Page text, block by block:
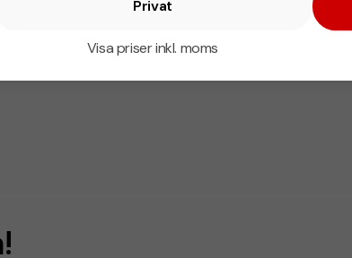
Privat
Visa priser inkl. moms